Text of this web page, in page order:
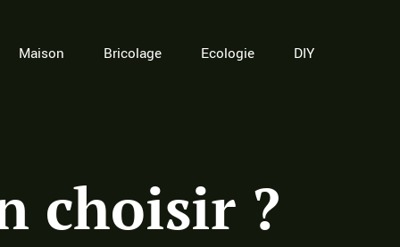
Maison Bricolage Ecologie DIY
choisir ?